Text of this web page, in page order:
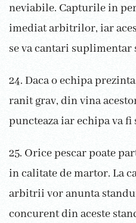
neviabile. Capturile in
imediat arbitrilor, iar
se va cantari suplimentar
24. Daca o echipa
ranit grav, din vina
puncteaza iar echipa va fi
25. Orice pescar poate
in calitate de martor. La
arbitrii vor anunta
concurent din aceste